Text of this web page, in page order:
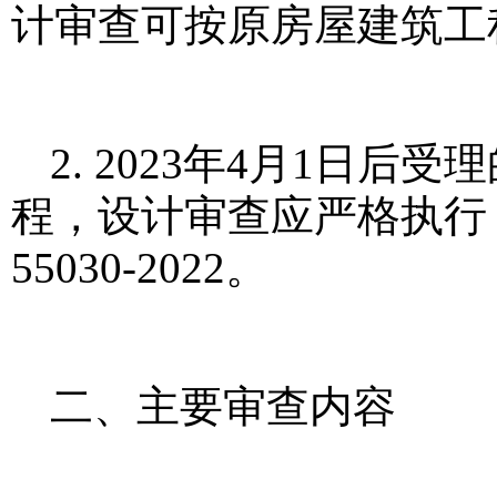
计审查可按原房屋建筑
2. 2023年4月1日后受
程，设计审查应严格执
55030-2022。
二、主要审查内容